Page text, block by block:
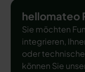
hellomateo
Sie möchten
integrieren,
oder
können Sie